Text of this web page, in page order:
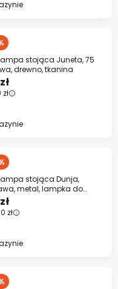
stojąca Juneta, 75
drewno, tkanina
stojąca Dunja,
metal, lampka do
zł